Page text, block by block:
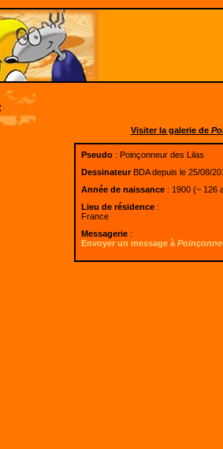
Visiter la galerie de
Pseudo: Poinçonneur des Lilas
DessinateurBDA depuis le 25/08/
Année de naissance: 1900 (~ 126
Lieu de résidence:
France
Messagerie:
Envoyer un message à